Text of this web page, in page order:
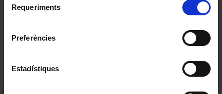
consultar laPolítica de galetes del lloc web de la
Requeriments
Preferències
Estadístiques
Farmàcia Vilardell